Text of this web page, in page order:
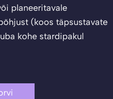
planeeritavale
(koos täpsustavate
kohe stardipakul